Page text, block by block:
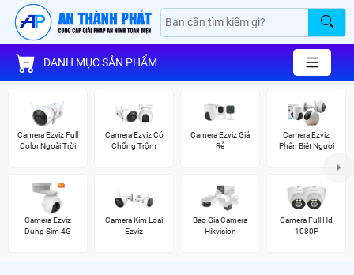
DANH MỤC SẢN PHẨM
Camera Ezviz Full
Color Ngoài Trời
Camera Ezviz Có
Chống Trộm
Camera Ezviz Giá
Rẻ
Camera Ezviz
Phân Biệt Người
Camera Ezviz
Dùng Sim 4G
Camera Kim Loại
Ezviz
Báo Giá Camera
Hikvision
Camera Full Hd
1080P